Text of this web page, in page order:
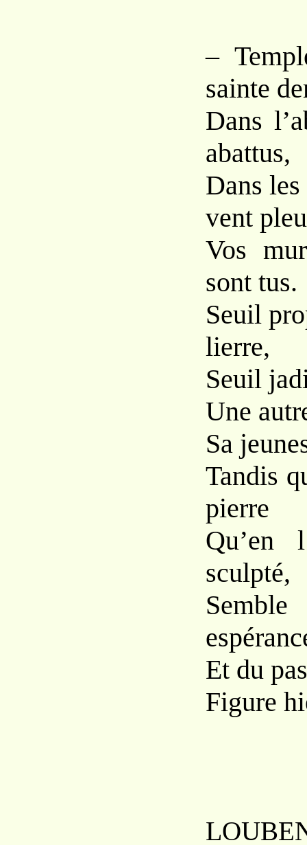
–
sainte
Dans
abattus,
Dans
vent
Vos
sont tus.
Seuil
lierre,
Seuil
Une
Sa
Tandis
pierre
Qu’en
sculpté,
Et du
Figure
L